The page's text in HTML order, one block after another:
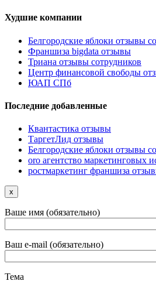
Худшие компании
Белгородские яблоки отзывы
Франшиза bigdata отзывы
Триана отзывы сотрудников
Центр финансовой свободы
ЮАП СПб
Последние добавленные
Квантастика отзывы
ТаргетЛид отзывы
Белгородские яблоки отзывы
oro агентство маркетинговых
ростмаркетинг франшиза
x
Ваше имя (обязательно)
Ваш e-mail (обязательно)
Тема